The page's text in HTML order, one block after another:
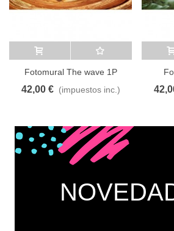
Añadir al carrito A lista de deseos
Fotomural The wave 1P
42,00 € (impuestos inc.)
Añadir